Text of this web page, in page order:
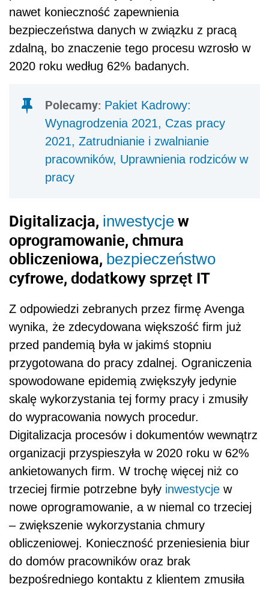
nawet konieczność zapewnienia
bezpieczeństwa danych w związku z pracą
zdalną, bo znaczenie tego procesu wzrosło w
2020 roku według 62% badanych.
Polecamy: Pakiet Kadrowy:
Wynagrodzenia 2021, Czas pracy
2021, Zatrudnianie i zwalnianie
pracowników, Uprawnienia rodziców w
pracy
Digitalizacja, inwestycje w
oprogramowanie, chmura
obliczeniowa, bezpieczeństwo
cyfrowe, dodatkowy sprzęt IT
Z odpowiedzi zebranych przez firmę Avenga
wynika, że zdecydowana większość firm już
przed pandemią była w jakimś stopniu
przygotowana do pracy zdalnej. Ograniczenia
spowodowane epidemią zwiększyły jedynie
skalę wykorzystania tej formy pracy i zmusiły
do wypracowania nowych procedur.
Digitalizacja procesów i dokumentów wewnątrz
organizacji przyspieszyła w 2020 roku w 62%
ankietowanych firm. W trochę więcej niż co
trzeciej firmie potrzebne były inwestycje w
nowe oprogramowanie, a w niemal co trzeciej
– zwiększenie wykorzystania chmury
obliczeniowej. Konieczność przeniesienia biur
do domów pracowników oraz brak
bezpośredniego kontaktu z klientem zmusiła